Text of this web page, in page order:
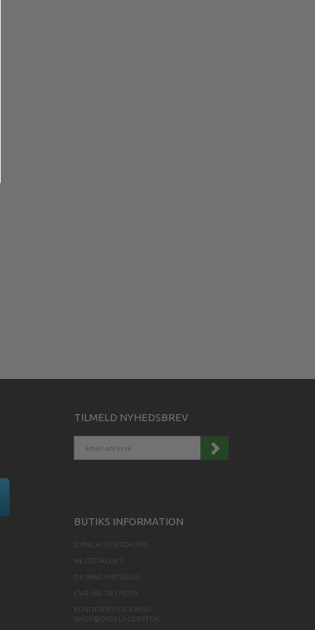
TILMELD NYHEDSBREV
ADRESSE
BUTIKS INFORMATION
DYRELAGERET.DK APS
NEJSTDALEN 3
DK-9850 HIRTSHALS
CVR. NR. 29179735
KUNDESERVICE E-MAIL:
SHOP@DYRELAGERET.DK